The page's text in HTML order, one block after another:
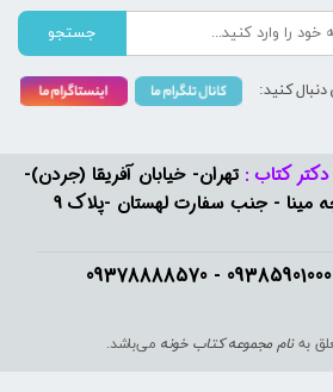
09385901000 - 09378888570​​​​​​​
کتاب : تهران- خیابان آفریقا (جردن)-
بالاتر از تقاطع میرداماد- کوچه مینا - جنب سفارت لهستان -پلاک 9
بهنام مجموعه کتاب خونه می‌باشد.
جستجو
کنید: